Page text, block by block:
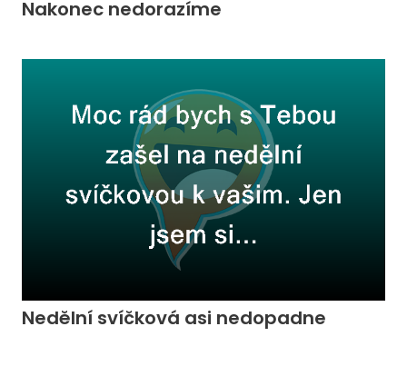
Nakonec nedorazíme
Nedělní svíčková asi nedopadne